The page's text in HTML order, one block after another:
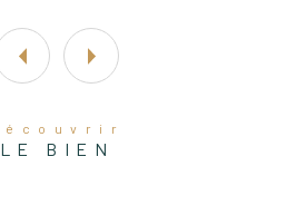
Découvrir
LE BIEN